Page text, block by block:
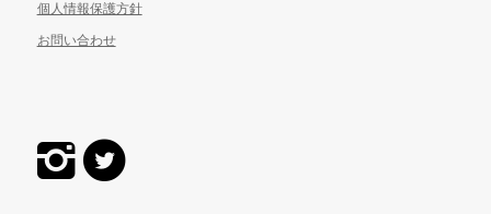
個人情報保護方針
お問い合わせ